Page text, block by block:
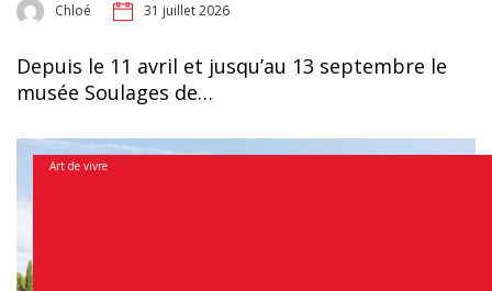
Chloé 31 juillet 2026
Depuis le 11 avril et jusqu’au 13 septembre le
musée Soulages de…
Art de vivre